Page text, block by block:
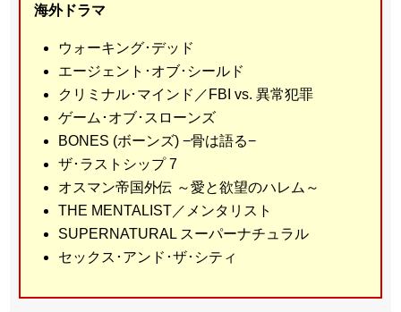
海外ドラマ
ウォーキング･デッド
エージェント･オブ･シールド
クリミナル･マインド／FBI vs. 異常犯罪
ゲーム･オブ･スローンズ
BONES (ボーンズ) −骨は語る−
ザ･ラストシップ 7
オスマン帝国外伝 ～愛と欲望のハレム～
THE MENTALIST／メンタリスト
SUPERNATURAL スーパーナチュラル
セックス･アンド･ザ･シティ